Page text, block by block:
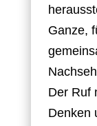
Ganze,
Der Ruf
Denken